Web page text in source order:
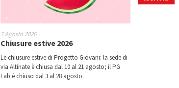
7 Agosto 2026
Chiusure estive 2026
Le chiusure estive di Progetto Giovani: la sede di
via Altinate è chiusa dal 10 al 21 agosto; il PG
Lab è chiuso dal 3 al 28 agosto.